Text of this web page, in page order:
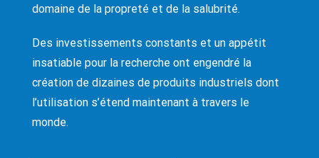
domaine de la propreté et de la salubrité.
Des investissements constants et un appétit
insatiable pour la recherche ont engendré la
création de dizaines de produits industriels dont
l’utilisation s’étend maintenant à travers le
monde.